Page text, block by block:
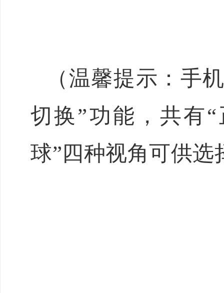
（温馨提示：手
切换”功能，共有
球”四种视角可供选